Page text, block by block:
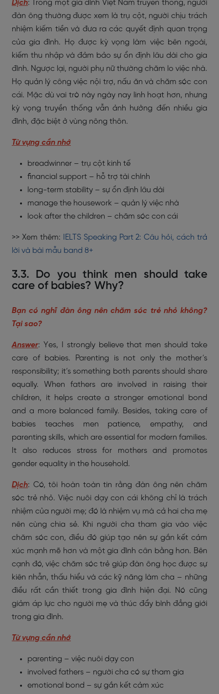
Dịch: Trong một gia đình Việt Nam truyền thống, người
đàn ông thường được xem là trụ cột, người chịu trách
nhiệm kiếm tiền và đưa ra các quyết định quan trọng
của gia đình. Họ được kỳ vọng làm việc bên ngoài,
kiếm thu nhập và đảm bảo sự ổn định lâu dài cho gia
đình. Ngược lại, người phụ nữ thường chăm lo việc nhà.
Họ quản lý công việc nội trợ, nấu ăn và chăm sóc con
cái. Mặc dù vai trò này ngày nay linh hoạt hơn, nhưng
kỳ vọng truyền thống vẫn ảnh hưởng đến nhiều gia
đình, đặc biệt ở vùng nông thôn.
Từ vựng cần nhớ
breadwinner – trụ cột kinh tế
financial support – hỗ trợ tài chính
long-term stability – sự ổn định lâu dài
manage the housework – quản lý việc nhà
look after the children – chăm sóc con cái
>> Xem thêm:
IELTS Speaking Part 2: Câu hỏi, cách trả
lời và bài mẫu band 8+
3.3. Do you think men should take
care of babies? Why?
Bạn có nghĩ đàn ông nên chăm sóc trẻ nhỏ không?
Tại sao?
Answer: Yes, I strongly believe that men should take
care of babies. Parenting is not only the mother’s
responsibility; it’s something both parents should share
equally. When fathers are involved in raising their
children, it helps create a stronger emotional bond
and a more balanced family. Besides, taking care of
babies teaches men patience, empathy, and
parenting skills, which are essential for modern families.
It also reduces stress for mothers and promotes
gender equality in the household.
Dịch: Có, tôi hoàn toàn tin rằng đàn ông nên chăm
sóc trẻ nhỏ. Việc nuôi dạy con cái không chỉ là trách
nhiệm của người mẹ; đó là nhiệm vụ mà cả hai cha mẹ
nên cùng chia sẻ. Khi người cha tham gia vào việc
chăm sóc con, điều đó giúp tạo nên sự gắn kết cảm
xúc mạnh mẽ hơn và một gia đình cân bằng hơn. Bên
cạnh đó, việc chăm sóc trẻ giúp đàn ông học được sự
kiên nhẫn, thấu hiểu và các kỹ năng làm cha – những
điều rất cần thiết trong gia đình hiện đại. Nó cũng
giảm áp lực cho người mẹ và thúc đẩy bình đẳng giới
trong gia đình.
Từ vựng cần nhớ
parenting – việc nuôi dạy con
involved fathers – người cha có sự tham gia
emotional bond – sự gắn kết cảm xúc